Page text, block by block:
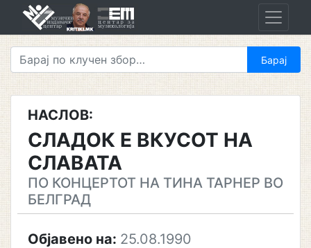
НАСЛОВ:
СЛАДОК Е ВКУСОТ НА
СЛАВАТА
ПО КОНЦЕРТОТ НА ТИНА ТАРНЕР ВО
БЕЛГРАД
Објавено на: 25.08.1990